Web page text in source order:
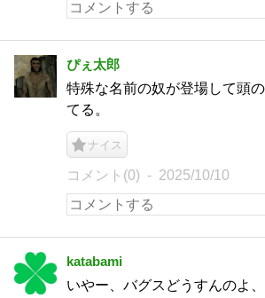
ぴぇ太郎
特殊な名前の奴が登場して頭
てる。
ナイス
コメント(0) 2025/10/10
katabami
いやー、バグスどうすんのよ